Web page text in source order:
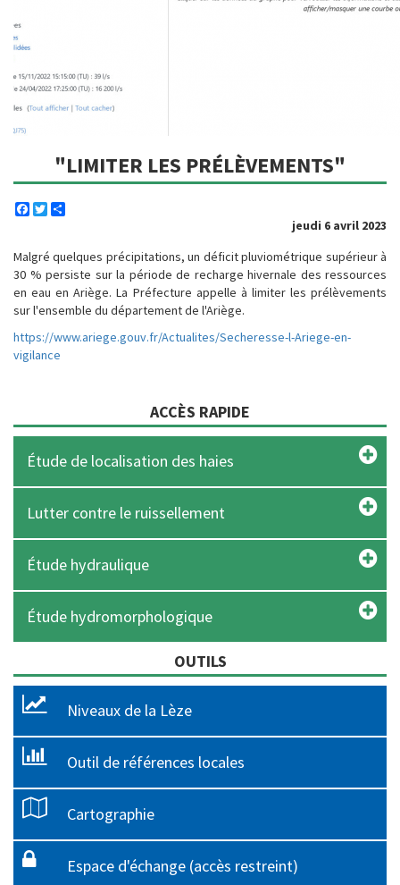
"LIMITER LES PRÉLÈVEMENTS"
Facebook
Twitter
jeudi 6 avril 2023
Malgré quelques précipitations, un déficit pluviométrique supérieur à
30 % persiste sur la période de recharge hivernale des ressources
en eau en Ariège. La Préfecture appelle à limiter les prélèvements
sur l'ensemble du département de l'Ariège.
https://www.ariege.gouv.fr/Actualites/Secheresse-l-Ariege-en-
vigilance
ACCÈS RAPIDE
Étude de localisation des haies
Lutter contre le ruissellement
Étude hydraulique
Étude hydromorphologique
OUTILS
Niveaux de la Lèze
Outil de références locales
Cartographie
Espace d'échange (accès restreint)